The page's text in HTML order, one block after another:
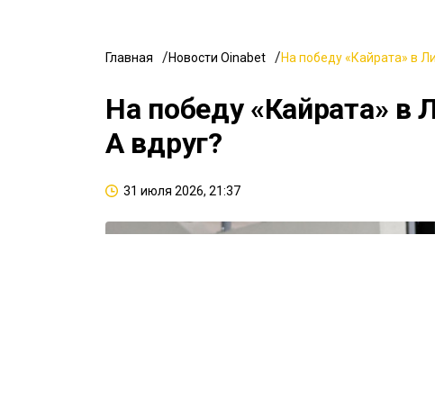
Главная Новости Oinabet На победу «Кайрата» в
На победу «Кайрата» в
А вдруг?
31 июля 2026, 21:37